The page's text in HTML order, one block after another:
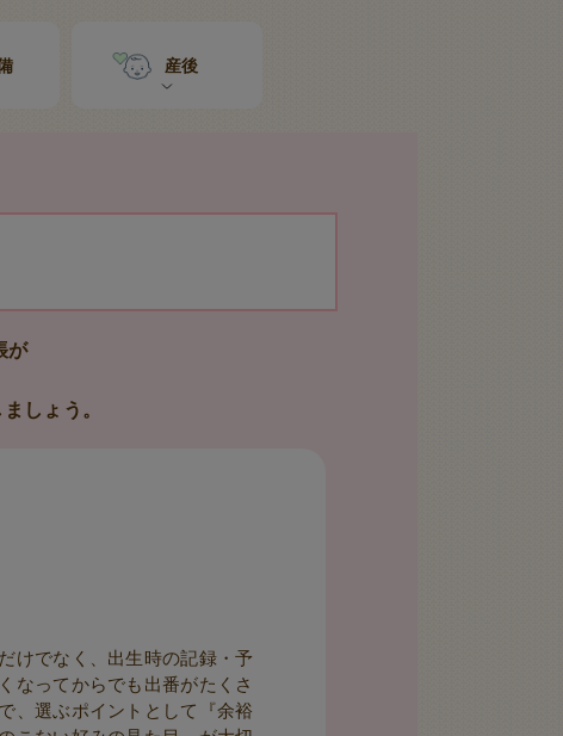
産後
が
しょう。
けでなく、出生時の記録・予
なってからでも出番がたくさ
、選ぶポイントとして『余裕